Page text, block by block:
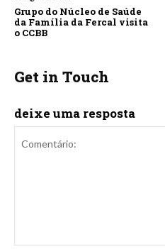
Grupo do Núcleo de Saúde
da Família da Fercal visita
o CCBB
Get in Touch
deixe uma resposta